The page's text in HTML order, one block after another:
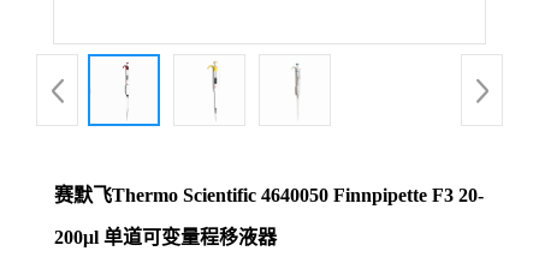
赛默飞Thermo Scientific 4640050 Finnpipette F3 20-
200μl 单道可变量程移液器